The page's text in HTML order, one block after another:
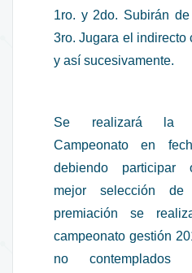
1ro. y 2do. Subirán
3ro. Jugara el indirecto
y así sucesivamente.
Se realizará la
Campeonato en
debiendo participar
mejor selección
premiación se
campeonato gestión
no